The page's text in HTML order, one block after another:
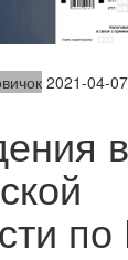
2021-04-07